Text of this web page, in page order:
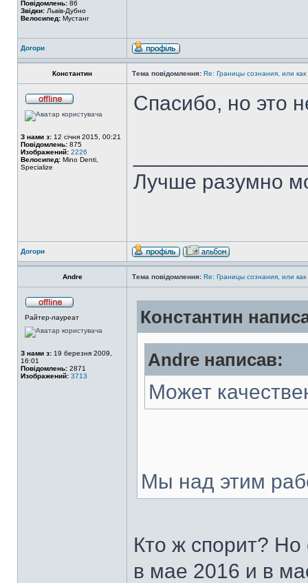
Повідомлень: 86
Звідки: Львів-Дубно
Велосипед: Мустанг
Догори
Константин Тема повідомлення: Re: Границы сознания, или как
З нами з: 12 січня 2015, 00:21
Повідомлень: 875
Изображений: 2226
Велосипед: Mino Denti,
Specialize
Спасибо, но это
Лучше разумно
Догори
Andre Тема повідомлення: Re: Границы сознания, или как
Райтер-лауреат
З нами з: 19 березня 2009,
16:01
Повідомлень: 2871
Изображений: 3713
Константин
Andre написав:
Может
Мы над этим
Кто ж спорит? Но
в мае 2016 и в